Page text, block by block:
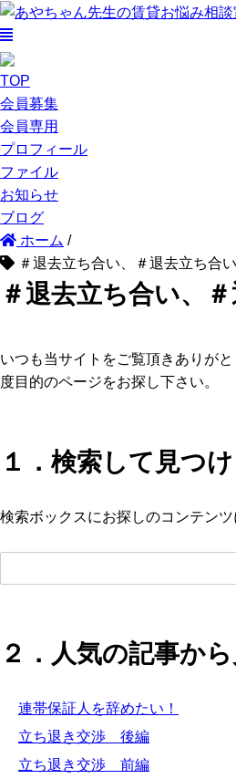
TOP
会員募集
会員専用
プロフィール
ファイル
お知らせ
ブログ
ホーム /
＃退去立ち合い、＃退去立ち合
＃退去立ち合い、
いつも当サイトをご覧頂きありが
度目的のページをお探し下さい。
１．検索して見つ
検索ボックスにお探しのコンテン
２．人気の記事か
連帯保証人を辞めたい！
立ち退き交渉 後編
立ち退き交渉 前編